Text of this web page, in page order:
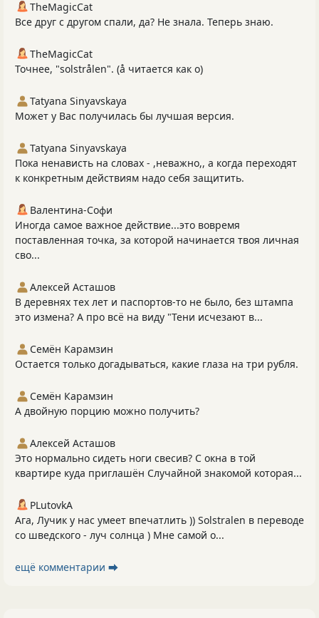
TheMagicCat
Все друг с другом спали, да? Не знала. Теперь знаю.
TheMagicCat
Точнее, "solstrålen". (å читается как о)
Tatyana Sinyavskaya
Может у Вас получилась бы лучшая версия.
Tatyana Sinyavskaya
Пока ненависть на словах - ,неважно,, а когда переходят
к конкретным действиям надо себя защитить.
Валентина-Софи
Иногда самое важное действие...это вовремя
поставленная точка, за которой начинается твоя личная
сво...
Алексей Асташов
В деревнях тех лет и паспортов-то не было, без штампа
это измена? А про всё на виду "Тени исчезают в...
Семён Карамзин
Остается только догадываться, какие глаза на три рубля.
Семён Карамзин
А двойную порцию можно получить?
Алексей Асташов
Это нормально сидеть ноги свесив? С окна в той
квартире куда приглашён Случайной знакомой которая...
PLutоvkА
Ага, Лучик у нас умеет впечатлить )) Solstralen в переводе
со шведского - луч солнца ) Мне самой о...
ещё комментарии ⮕